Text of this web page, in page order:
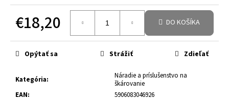
€18,20 DO KOŠÍKA
Kategória:
Náradie a príslušenstvo na
škárovanie
EAN: 5906083046926
Opýtať sa Strážiť Zdieľať